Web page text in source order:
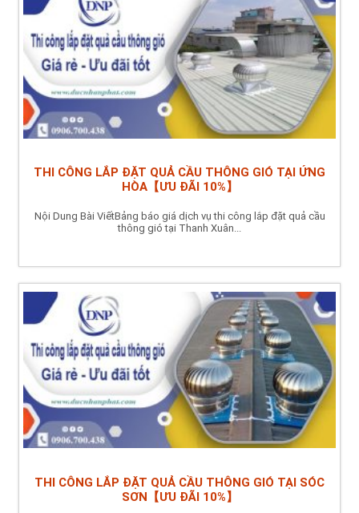
THI CÔNG LẮP ĐẶT QUẢ CẦU THÔNG GIÓ TẠI ỨNG
HÒA【ƯU ĐÃI 10%】
Nội Dung Bài ViếtBảng báo giá dịch vụ thi công lắp đặt quả cầu
thông gió tại Thanh Xuân...
THI CÔNG LẮP ĐẶT QUẢ CẦU THÔNG GIÓ TẠI SÓC
SƠN【ƯU ĐÃI 10%】